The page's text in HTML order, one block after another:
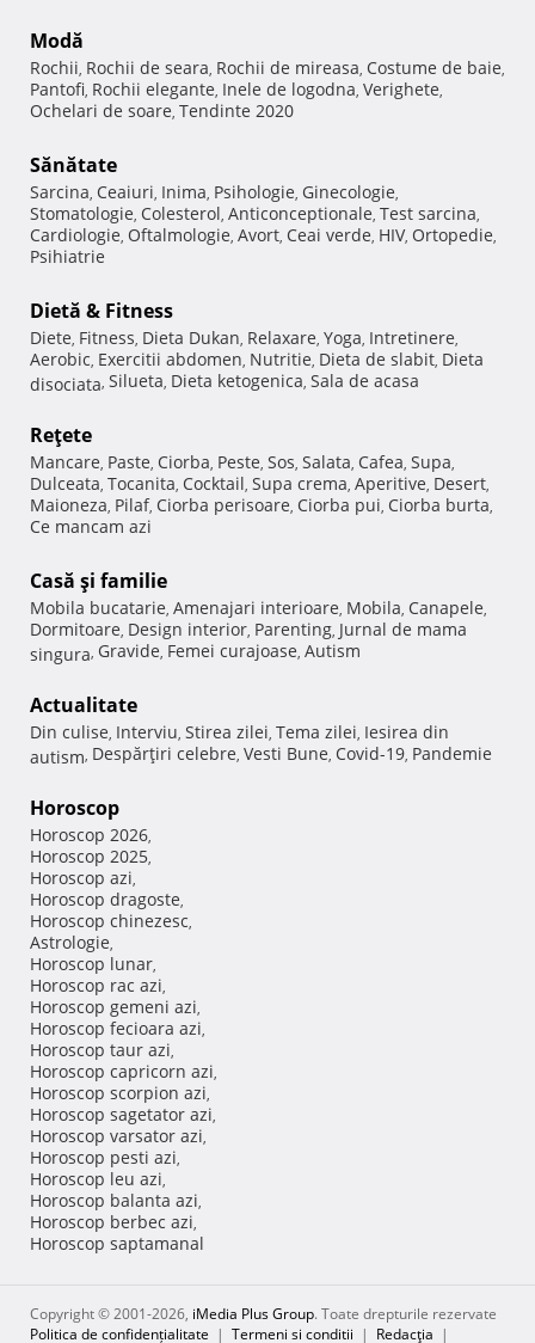
Modă
Rochii, Rochii de seara, Rochii de mireasa, Costume de baie,
Pantofi, Rochii elegante, Inele de logodna, Verighete,
Ochelari de soare, Tendinte 2020
Sănătate
Sarcina, Ceaiuri, Inima, Psihologie, Ginecologie,
Stomatologie, Colesterol, Anticonceptionale, Test sarcina,
Cardiologie, Oftalmologie, Avort, Ceai verde, HIV, Ortopedie,
Psihiatrie
Dietă & Fitness
Diete, Fitness, Dieta Dukan, Relaxare, Yoga, Intretinere,
Aerobic, Exercitii abdomen, Nutritie, Dieta de slabit, Dieta
disociata, Silueta, Dieta ketogenica, Sala de acasa
Reţete
Mancare, Paste, Ciorba, Peste, Sos, Salata, Cafea, Supa,
Dulceata, Tocanita, Cocktail, Supa crema, Aperitive, Desert,
Maioneza, Pilaf, Ciorba perisoare, Ciorba pui, Ciorba burta,
Ce mancam azi
Casă şi familie
Mobila bucatarie, Amenajari interioare, Mobila, Canapele,
Dormitoare, Design interior, Parenting, Jurnal de mama
singura, Gravide, Femei curajoase, Autism
Actualitate
Din culise, Interviu, Stirea zilei, Tema zilei, Iesirea din
autism, Despărţiri celebre, Vesti Bune, Covid-19, Pandemie
Horoscop
Horoscop 2026,
Horoscop 2025,
Horoscop azi,
Horoscop dragoste,
Horoscop chinezesc,
Astrologie,
Horoscop lunar,
Horoscop rac azi,
Horoscop gemeni azi,
Horoscop fecioara azi,
Horoscop taur azi,
Horoscop capricorn azi,
Horoscop scorpion azi,
Horoscop sagetator azi,
Horoscop varsator azi,
Horoscop pesti azi,
Horoscop leu azi,
Horoscop balanta azi,
Horoscop berbec azi,
Horoscop saptamanal
Copyright © 2001-2026, iMedia Plus Group. Toate drepturile rezervate
Politica de confidențialitate | Termeni si conditii | Redacţia |